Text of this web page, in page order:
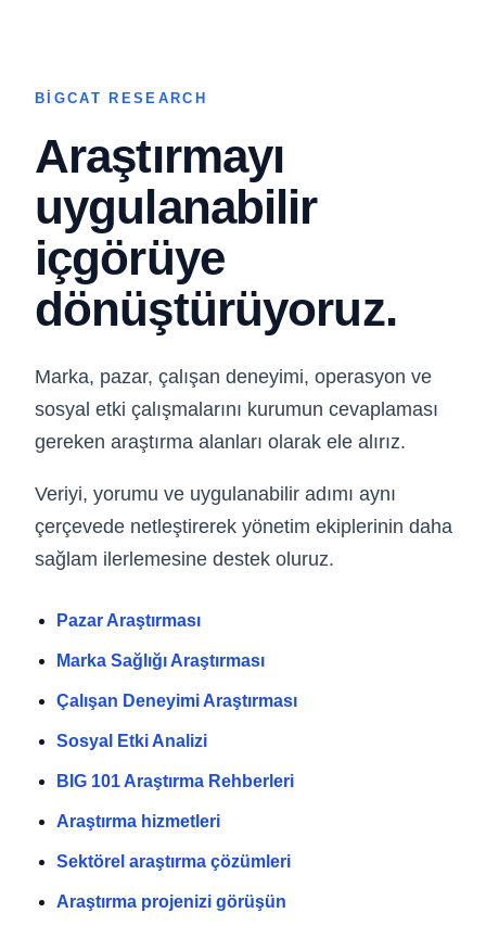
BIGCAT RESEARCH
Araştırmayı
uygulanabilir
içgörüye
dönüştürüyoruz.
Marka, pazar, çalışan deneyimi, operasyon ve
sosyal etki çalışmalarını kurumun cevaplaması
gereken araştırma alanları olarak ele alırız.
Veriyi, yorumu ve uygulanabilir adımı aynı
çerçevede netleştirerek yönetim ekiplerinin daha
sağlam ilerlemesine destek oluruz.
Pazar Araştırması
Marka Sağlığı Araştırması
Çalışan Deneyimi Araştırması
Sosyal Etki Analizi
BIG 101 Araştırma Rehberleri
Araştırma hizmetleri
Sektörel araştırma çözümleri
Araştırma projenizi görüşün
BigAgent
TR EN
Marka, pazar, çalışan deneyimi, operasyon ve sosyal etki
çalışmalarını ölçülebilir sonuç ve uygulanabilir içgörü üreten
araştırma alanları olarak ele alırız.
© 2025 Tüm Hakları Saklıdır.
Hizmetlerimiz
Sektörlerimiz
BigAgent
Kurumsal
Projelerimiz
Basında Biz
İletişim Bilgileri
Kolektif House Nida Kule Ataşehir, Barbaros Mahallesi,
Begonya Sk. No:1, Ataşehir, İstanbul
Bizi Takip Edin